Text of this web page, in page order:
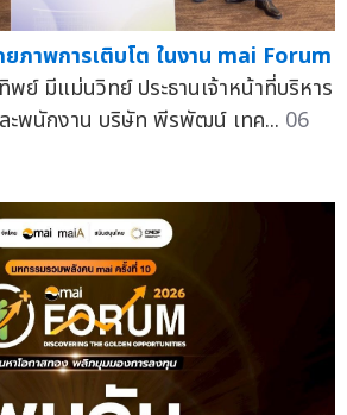
ภาพการเติบโต ในงาน mai Forum
ย์ มีแม่นวิทย์ ประธานเจ้าหน้าที่บริหาร
พนักงาน บริษัท พีรพัฒน์ เทค... 06